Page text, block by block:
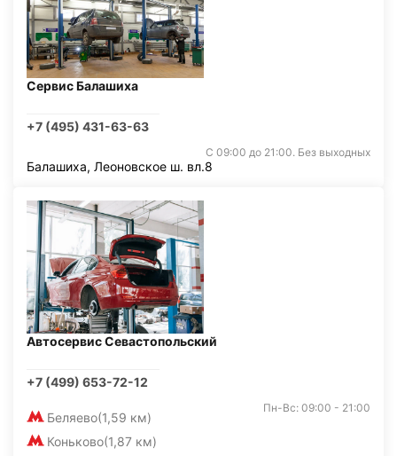
Сервис Балашиха
+7 (495) 431-63-63
С 09:00 до 21:00. Без выходных
Балашиха, Леоновское ш. вл.8
Автосервис Севастопольский
+7 (499) 653-72-12
Беляево(1,59 км)
Коньково(1,87 км)
Пн-Вс: 09:00 - 21:00